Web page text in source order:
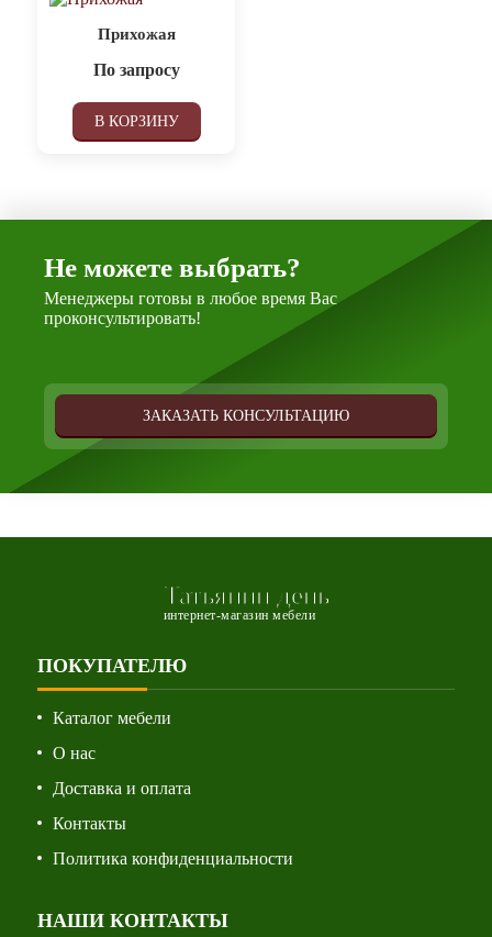
Прихожая
По запросу
В КОРЗИНУ
Не можете выбрать?
Менеджеры готовы в любое время Вас
проконсультировать!
ЗАКАЗАТЬ КОНСУЛЬТАЦИЮ
Татьянин день
интернет-магазин мебели
ПОКУПАТЕЛЮ
Каталог мебели
О нас
Доставка и оплата
Контакты
Политика конфиденциальности
НАШИ КОНТАКТЫ